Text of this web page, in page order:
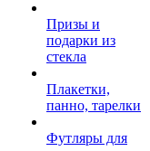
Призы и
подарки из
стекла
Плакетки,
панно, тарелки
Футляры для